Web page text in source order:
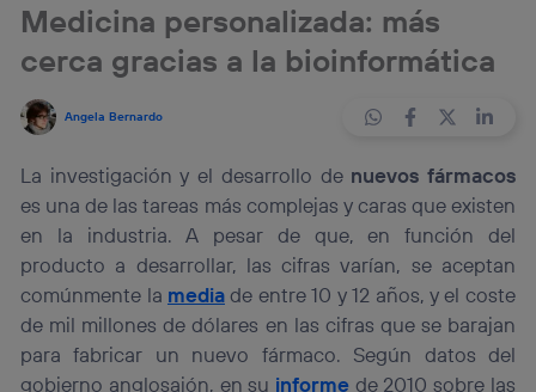
Medicina personalizada: más
cerca gracias a la bioinformática
Angela Bernardo
La investigación y el desarrollo de nuevos fármacos
es una de las tareas más complejas y caras que existen
en la industria. A pesar de que, en función del
producto a desarrollar, las cifras varían, se aceptan
comúnmente la mediade entre 10 y 12 años, y el coste
de mil millones de dólares en las cifras que se barajan
para fabricar un nuevo fármaco. Según datos del
gobierno anglosajón, en su informe de 2010 sobre las